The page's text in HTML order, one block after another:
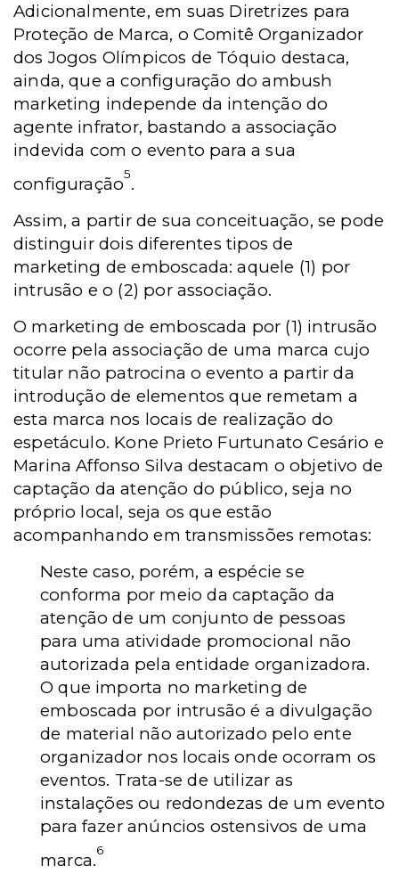
Adicionalmente, em suas Diretrizes para
Proteção de Marca, o Comitê Organizador
dos Jogos Olímpicos de Tóquio destaca,
ainda, que a configuração do ambush
marketing independe da intenção do
agente infrator, bastando a associação
indevida com o evento para a sua
configuração5.
Assim, a partir de sua conceituação, se pode
distinguir dois diferentes tipos de
marketing de emboscada: aquele (1) por
intrusão e o (2) por associação.
O marketing de emboscada por (1) intrusão
ocorre pela associação de uma marca cujo
titular não patrocina o evento a partir da
introdução de elementos que remetam a
esta marca nos locais de realização do
espetáculo. Kone Prieto Furtunato Cesário e
Marina Affonso Silva destacam o objetivo de
captação da atenção do público, seja no
próprio local, seja os que estão
acompanhando em transmissões remotas:
Neste caso, porém, a espécie se
conforma por meio da captação da
atenção de um conjunto de pessoas
para uma atividade promocional não
autorizada pela entidade organizadora.
O que importa no marketing de
emboscada por intrusão é a divulgação
de material não autorizado pelo ente
organizador nos locais onde ocorram os
eventos. Trata-se de utilizar as
instalações ou redondezas de um evento
para fazer anúncios ostensivos de uma
marca.6